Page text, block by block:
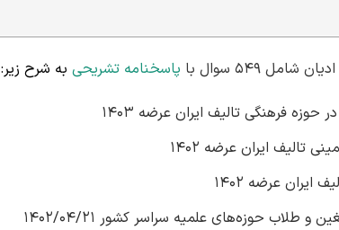
549 سوال با پاسخنامه تشریحی به شرح زیر:
فرهنگی تالیف ایران عرضه 1403